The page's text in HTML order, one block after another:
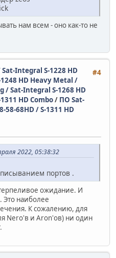
нам всем - оно как-то не
#4
Integral S-1228 HD
HD Heavy Metal /
/ Sat-Integral S-1268 HD
HD Combo/ ПО Sat-
58-68HD / S-1311 HD
2022, 05:38:32
портов .
ожидание. И
Это наиболее
К сожалению, для
Nero'в и Aron'ов) ни один